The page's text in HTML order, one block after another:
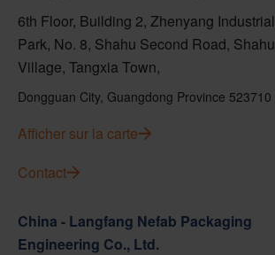
6th Floor, Building 2, Zhenyang Industrial
Park, No. 8, Shahu Second Road, Shahu
Village, Tangxia Town,
Dongguan City, Guangdong Province 523710
Afficher sur la carte
Contact
China - Langfang Nefab Packaging
Engineering Co., Ltd.